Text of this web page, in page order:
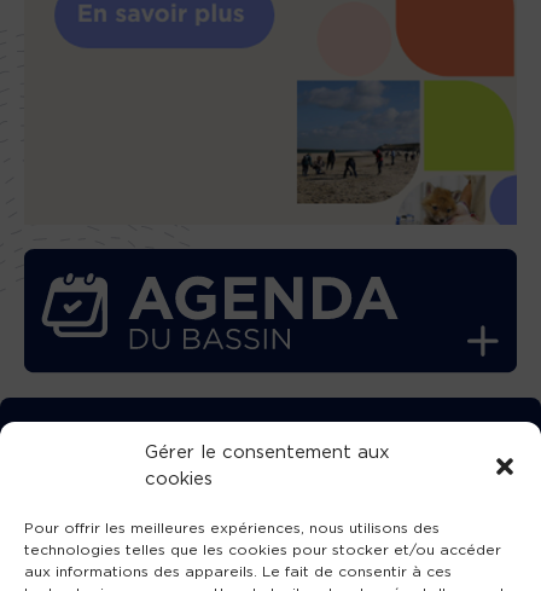
Gérer le consentement aux
cookies
Pour offrir les meilleures expériences, nous utilisons des
technologies telles que les cookies pour stocker et/ou accéder
aux informations des appareils. Le fait de consentir à ces
TÉLÉCHARGEZ GRATUITEMENT
L’APPLICATION TVBA !